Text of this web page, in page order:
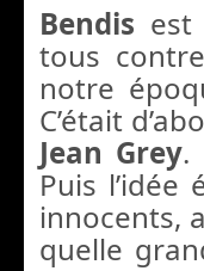
Bendis
tous
notre
C’était
Jean Grey.
Puis
innocents,
quelle